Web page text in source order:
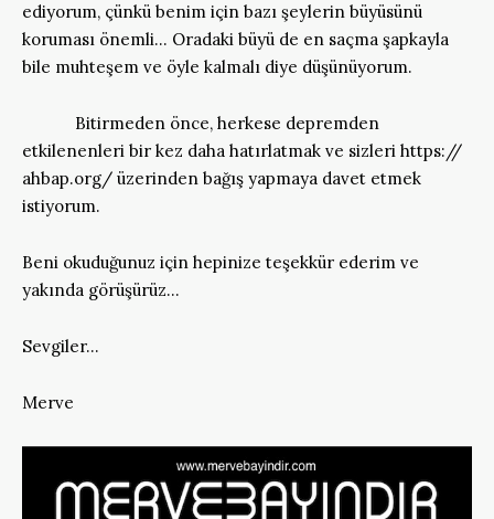
ediyorum, çünkü benim için bazı şeylerin büyüsünü
koruması önemli… Oradaki büyü de en saçma şapkayla
bile muhteşem ve öyle kalmalı diye düşünüyorum.
Bitirmeden önce, herkese depremden
etkilenenleri bir kez daha hatırlatmak ve sizleri https://
ahbap.org/ üzerinden bağış yapmaya davet etmek
istiyorum.
Beni okuduğunuz için hepinize teşekkür ederim ve
yakında görüşürüz…
Sevgiler…
Merve